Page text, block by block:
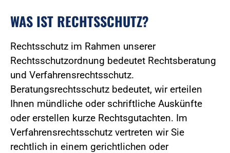
WAS IST RECHTSSCHUTZ?
Rechtsschutz im Rahmen unserer
Rechtsschutzordnung bedeutet Rechtsberatung
und Verfahrensrechtsschutz.
Beratungsrechtsschutz bedeutet, wir erteilen
Ihnen mündliche oder schriftliche Auskünfte
oder erstellen kurze Rechtsgutachten. Im
Verfahrensrechtsschutz vertreten wir Sie
rechtlich in einem gerichtlichen oder